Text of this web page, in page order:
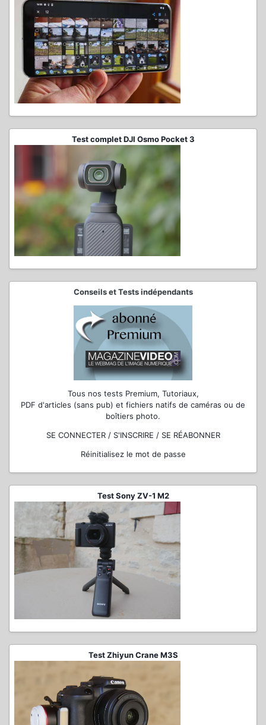
Test complet DJI Osmo Pocket 3
Conseils et Tests indépendants
Tous nos tests Premium, Tutoriaux,
PDF d'articles (sans pub) et fichiers natifs de caméras ou de
boîtiers photo.
SE CONNECTER / S'INSCRIRE / SE RÉABONNER
Réinitialisez le mot de passe
Test Sony ZV-1 M2
Test Zhiyun Crane M3S